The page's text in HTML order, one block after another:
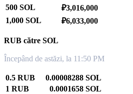
500 SOL
₽3,016,000
1,000 SOL
₽6,033,000
RUB către SOL
Începând de astăzi, la 11:50 PM
0.5 RUB
0.00008288 SOL
1 RUB
0.0001658 SOL